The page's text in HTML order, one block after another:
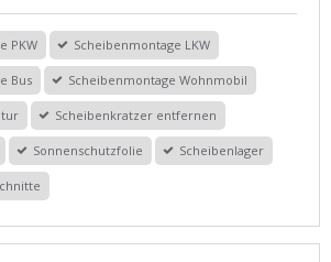
PKW Scheibenmontage LKW
Bus Scheibenmontage Wohnmobil
Scheibenkratzer entfernen
Sonnenschutzfolie Scheibenlager